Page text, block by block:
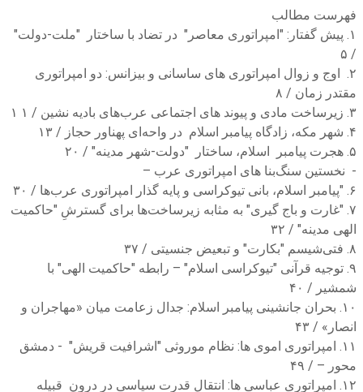
فهرست مطالب
۱. پیش گفتار: "امپراتوری معاصر" در تضاد با ساختار "ملت-دولت"
/ ۵
۲. اوج و زوال امپراتوری های ساسانی و بیزانس: دو امپراتوری
مقتدر زمان / ۸
۳. زیرساخت مادی و پیوند های اجتماعی عرب‌های بادیه نشین / ۱ ۱
۴. شهر مکه، زادگاه پیامبر اسلام در واحه‌ای پهناور حجاز / ۱۳
۵. هجرت پیامبر اسلام، ساختار "دولت-شهر مدینه" / ۲۰
- نخستین سنگ‌بنا های امپراتوری عرب –
۶. "پیامبر اسلام، بانی تیوکراسی و پایه گذار امپراتوری عرب‌ها / ۳۰
۷. "غارت و باج گیری" به مثابه زیرساخت‌ها برای گسترشِ "حاکمیت
الهی مدینه" / ۳۲
۸. فتی‌شیسم "بکارت" و تبعیض جنسیتی / ۳۷
۹. توجیه قرآنی "تیوکراسی اسلام" – رابطه "حاکمیت الهی" با
شمشیر / ۴۰
۱۰. بحران جانشینی پیامبر اسلام: جدال زعامت میان «مهاجران و
انصار» / ۴۳
۱۱. امپراتوری اموی ها: نظام موروثی "اشرافیت قریش" - دمشق
محور – / ۴۹
۱۲. امپراتوری عباسی ها: انتقال قدرت سیاسی در درون قبیله